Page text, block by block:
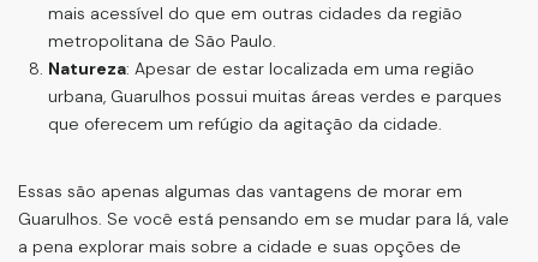
mais acessível do que em outras cidades da região
metropolitana de São Paulo.
Natureza: Apesar de estar localizada em uma região
urbana, Guarulhos possui muitas áreas verdes e parques
que oferecem um refúgio da agitação da cidade.
Essas são apenas algumas das vantagens de morar em
Guarulhos. Se você está pensando em se mudar para lá, vale
a pena explorar mais sobre a cidade e suas opções de